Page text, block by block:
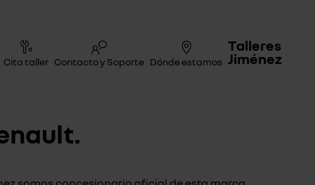
Cita taller Contacto y Soporte Dónde estamos
Talleres
Jiménez